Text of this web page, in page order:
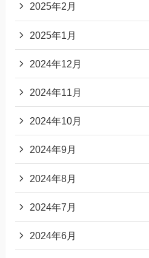
2025年2月
2025年1月
2024年12月
2024年11月
2024年10月
2024年9月
2024年8月
2024年7月
2024年6月